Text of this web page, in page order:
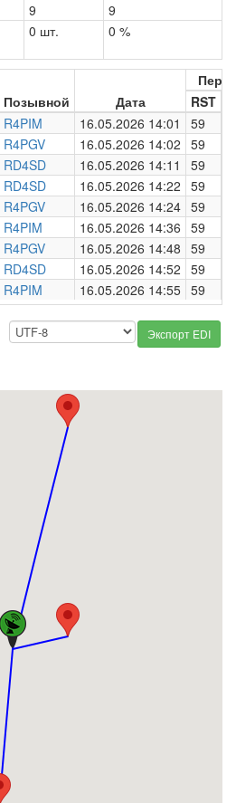
9
9
0 шт. 0 %
Позывной Дата
RST
R4PIM 16.05.2026 14:01 59
R4PGV 16.05.2026 14:02 59
RD4SD 16.05.2026 14:11 59
RD4SD 16.05.2026 14:22 59
R4PGV 16.05.2026 14:24 59
R4PIM 16.05.2026 14:36 59
R4PGV 16.05.2026 14:48 59
RD4SD 16.05.2026 14:52 59
R4PIM 16.05.2026 14:55 59
Экспорт EDI